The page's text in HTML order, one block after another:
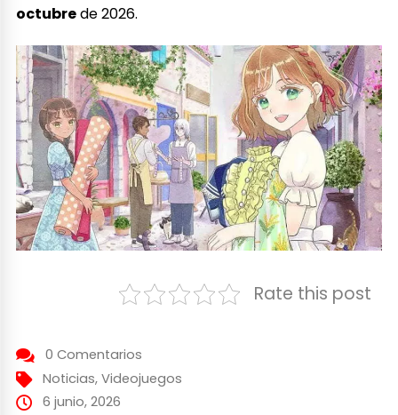
octubrede 2026.
Rate this post
0 Comentarios
Noticias, Videojuegos
6 junio, 2026